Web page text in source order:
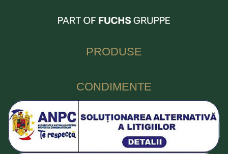
PRODUSE
CONDIMENTE